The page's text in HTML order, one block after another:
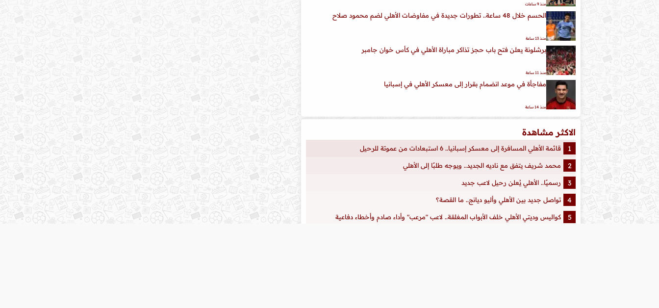
منذ 9 ساعات
الحسم خلال 48 ساعة.. تطورات جديدة في مفاوضات الأهلي لضم محمود صلاح
منذ 13 ساعة
برشلونة يعلن فتح باب حجز تذاكر مباراة الأهلي في كأس خوان جامبر
منذ 11 ساعة
مفاجأة في موعد انضمام بقرار إلى معسكر الأهلي في إسبانيا
منذ 14 ساعة
الاكثر مشاهدة
قائمة الأهلي المسافرة إلى معسكر إسبانيا.. 6 استبعادات من عموتة للرحيل
محمد شريف يتفق مع ناديه الجديد.. ويوجه طلبًا إلى الأهلي
رسميًا.. الأهلي يُعلن رحيل لاعب جديد
تواصل جديد بين الأهلي وأليو ديانج.. ما القصة؟
كواليس وديتي الأهلي خلف الأبواب المغلقة.. لاعب "مرعب" وأداء صادم وأخطاء دفاعية